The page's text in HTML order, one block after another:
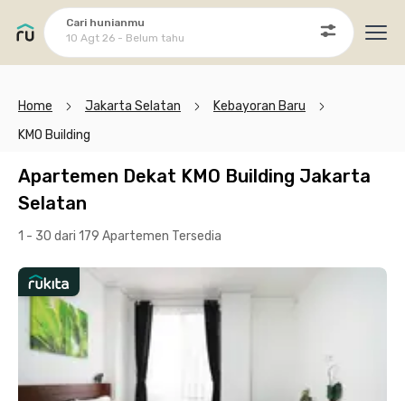
Cari hunianmu
10 Agt 26 - Belum tahu
Home Jakarta Selatan
Kebayoran Baru
KMO Building
Apartemen Dekat KMO Building Jakarta
Selatan
1 - 30 dari 179 Apartemen Tersedia